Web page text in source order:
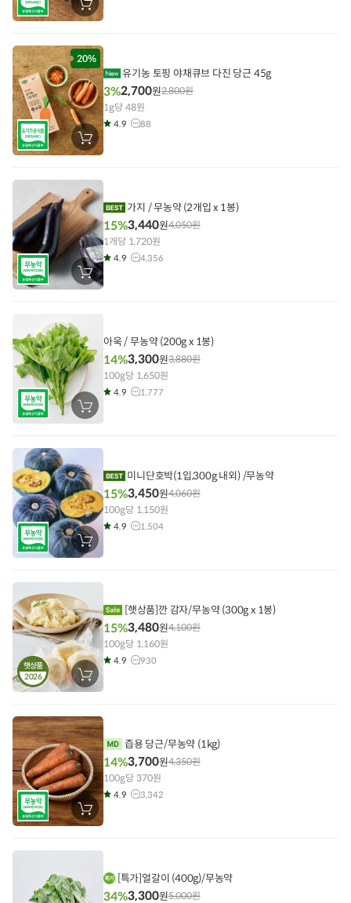
장
바
에
담
기
20%
장
바
에
담
기
유기농 토핑 야채큐브 다진 당근 45g
3%2,700원2,800원
1g당 48원
4.9 88
장
바
기
가지 / 무농약 (2개입 x 1봉)
15%3,440원4,050원
1개당 1,720원
4.9 4,356
장
바
에
기
아욱 / 무농약 (200g x 1봉)
14%3,300원3,880원
100g당 1,650원
4.9 1,777
장
바
에
기
미니단호박(1입,300g 내외) /무농약
15%3,450원4,060원
100g당 1,150원
4.9 1,504
햇상품
2026
장
바
에
담
기
[햇상품]깐 감자/무농약 (300g x 1봉)
15%3,480원4,100원
100g당 1,160원
4.9 930
장
바
에
즙용 당근/무농약 (1kg)
14%3,700원4,350원
100g당 370원
4.9 3,342
[특가]얼갈이 (400g)/무농약
34%3,300원5,000원